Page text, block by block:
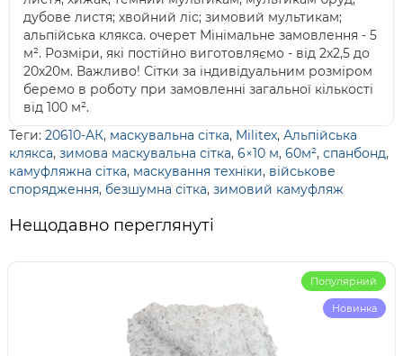
дубове листя; хвойний ліс; зимовий мультикам;
альпійська клякса. очерет Мінімальне замовлення - 5
м². Розміри, які постійно виготовляємо - від 2х2,5 до
20х20м. Важливо! Сітки за індивідуальним розміром
беремо в роботу при замовленні загальної кількості
від 100 м².
Теги: 20610-АК, маскувальна сітка, Militex, Альпійська
клякса, зимова маскувальна сітка, 6×10 м, 60м², спанбонд,
камуфляжна сітка, маскування техніки, військове
спорядження, безшумна сітка, зимовий камуфляж
Нещодавно переглянуті
Популярний
Новинка